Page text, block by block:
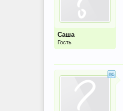
Саша
Гость